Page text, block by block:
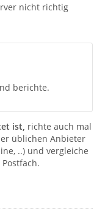
nicht richtig
berichte.
ist, richte auch mal
üblichen Anbieter
..) und vergleiche